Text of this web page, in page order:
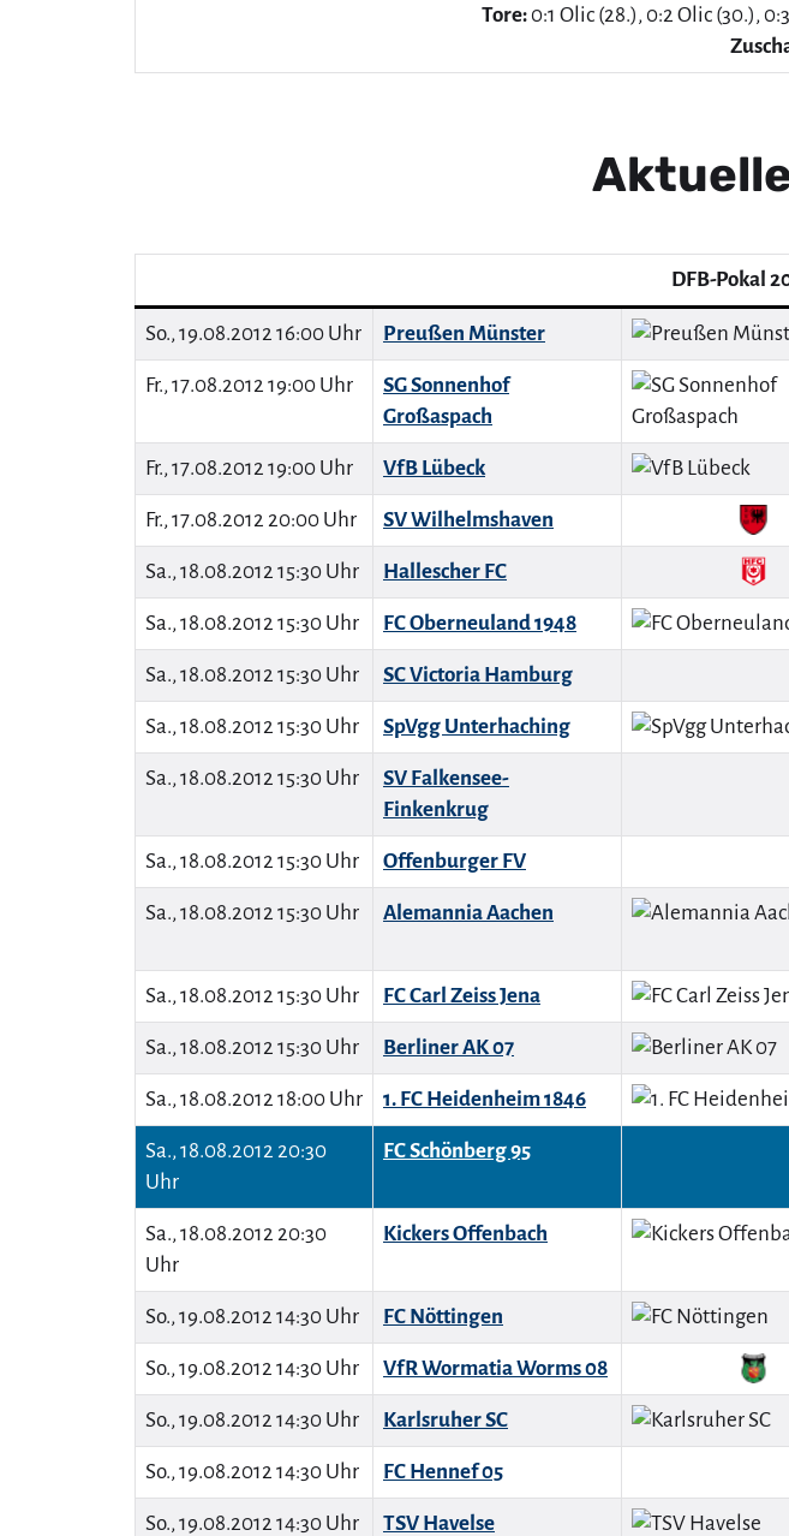
Tore: 0:1 Olic (28.), 0:2 Olic (30.),
DFB-Pokal
So., 19.08.2012 16:00 Uhr Preußen Münster
Fr., 17.08.2012 19:00 Uhr
SG Sonnenhof
Großaspach
Fr., 17.08.2012 19:00 Uhr VfB Lübeck
Fr., 17.08.2012 20:00 Uhr SV Wilhelmshaven
Sa., 18.08.2012 15:30 Uhr Hallescher FC
Sa., 18.08.2012 15:30 Uhr FC Oberneuland 1948
Sa., 18.08.2012 15:30 Uhr SC Victoria Hamburg
Sa., 18.08.2012 15:30 Uhr SpVgg Unterhaching
Sa., 18.08.2012 15:30 Uhr
SV Falkensee-
Finkenkrug
Sa., 18.08.2012 15:30 Uhr Offenburger FV
Sa., 18.08.2012 15:30 Uhr Alemannia Aachen
Sa., 18.08.2012 15:30 Uhr FC Carl Zeiss Jena
Sa., 18.08.2012 15:30 Uhr Berliner AK 07
Sa., 18.08.2012 18:00 Uhr 1. FC Heidenheim 1846
Sa., 18.08.2012 20:30
Uhr
FC Schönberg 95
Sa., 18.08.2012 20:30
Uhr
Kickers Offenbach
So., 19.08.2012 14:30 Uhr FC Nöttingen
So., 19.08.2012 14:30 Uhr VfR Wormatia Worms 08
So., 19.08.2012 14:30 Uhr Karlsruher SC
So., 19.08.2012 14:30 Uhr FC Hennef 05
So., 19.08.2012 14:30 Uhr TSV Havelse